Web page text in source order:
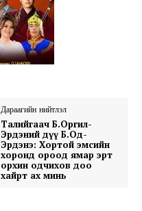
Дараагийн нийтлэл
Талийгаач Б.Оргил-
Эрдэний дүү Б.Од-
Эрдэнэ: Хортой эмсийн
хоронд ороод ямар эрт
орхин одчихов доо
хайрт ах минь